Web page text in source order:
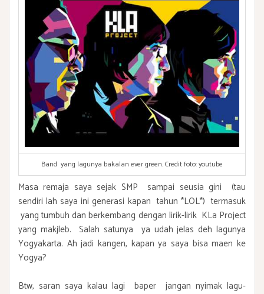
Band yang lagunya bakalan ever green. Credit foto: youtube
Masa remaja saya sejak SMP sampai seusia gini (tau
sendiri lah saya ini generasi kapan tahun *LOL*) termasuk
yang tumbuh dan berkembang dengan lirik-lirik KLa Project
yang makjleb. Salah satunya ya udah jelas deh lagunya
Yogyakarta. Ah jadi kangen, kapan ya saya bisa maen ke
Yogya?
Btw, saran saya kalau lagi baper jangan nyimak lagu-